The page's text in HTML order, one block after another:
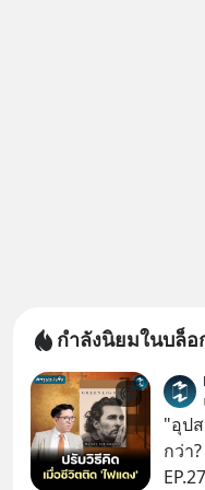
กำลังนิยมในบล็
"อุป
กว่า